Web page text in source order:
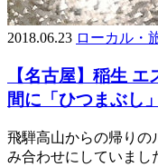
2018.06.23 ローカル・
【名古屋】稲生
間に「ひつまぶし」
飛騨高山からの帰り
み合わせにしていまし